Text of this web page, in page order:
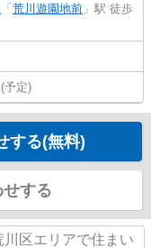
「 荒川遊園地前 」駅 徒歩
予定)
する(無料)
する
区エリアで住まい